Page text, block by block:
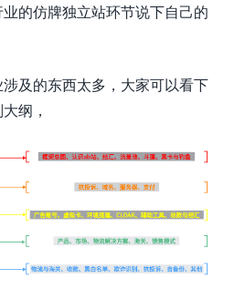
的仿牌独立站环节说下自己的
及的东西太多，大家可以看下
纲，